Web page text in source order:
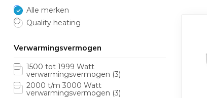
Alle merken
Quality heating
Verwarmingsvermogen
1500 tot 1999 Watt
verwarmingsvermogen (3)
2000 t/m 3000 Watt
verwarmingsvermogen (3)